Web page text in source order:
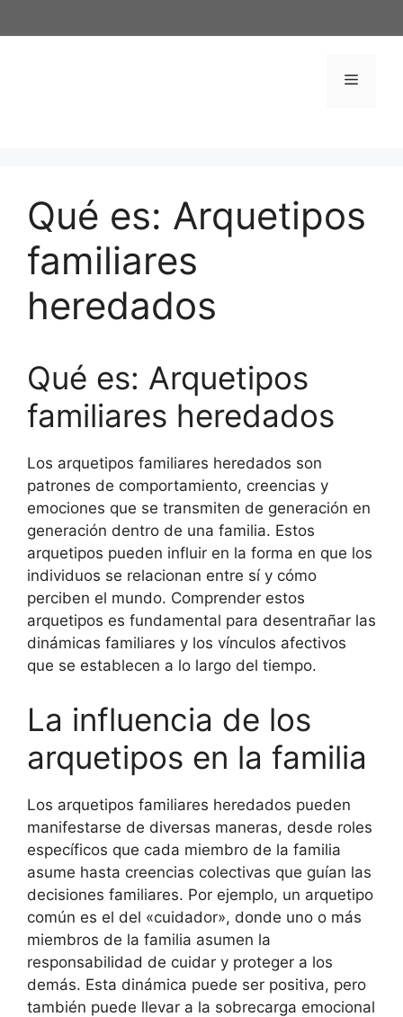
al
Menú
Qué es: Arquetipos
familiares
heredados
Qué es: Arquetipos
familiares heredados
Los arquetipos familiares heredados son
patrones de comportamiento, creencias y
emociones que se transmiten de generación en
generación dentro de una familia. Estos
arquetipos pueden influir en la forma en que los
individuos se relacionan entre sí y cómo
perciben el mundo. Comprender estos
arquetipos es fundamental para desentrañar las
dinámicas familiares y los vínculos afectivos
que se establecen a lo largo del tiempo.
La influencia de los
arquetipos en la familia
Los arquetipos familiares heredados pueden
manifestarse de diversas maneras, desde roles
específicos que cada miembro de la familia
asume hasta creencias colectivas que guían las
decisiones familiares. Por ejemplo, un arquetipo
común es el del «cuidador», donde uno o más
miembros de la familia asumen la
responsabilidad de cuidar y proteger a los
demás. Esta dinámica puede ser positiva, pero
también puede llevar a la sobrecarga emocional